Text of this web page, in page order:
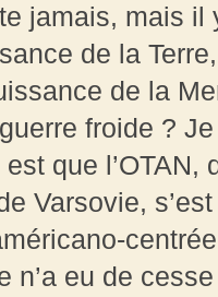
jamais, mais
de la
de la
froide ?
que
Varsovie,
n’a eu de